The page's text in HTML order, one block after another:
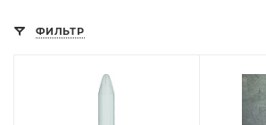
ФИЛЬТР